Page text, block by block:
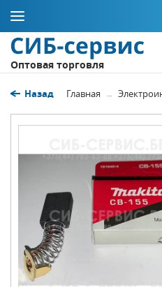
Оптовая торговля
Назад Главная